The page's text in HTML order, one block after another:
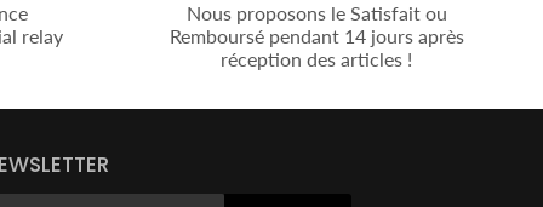
relay
Nous proposons le Satisfait ou
Remboursé pendant 14 jours après
réception des articles !